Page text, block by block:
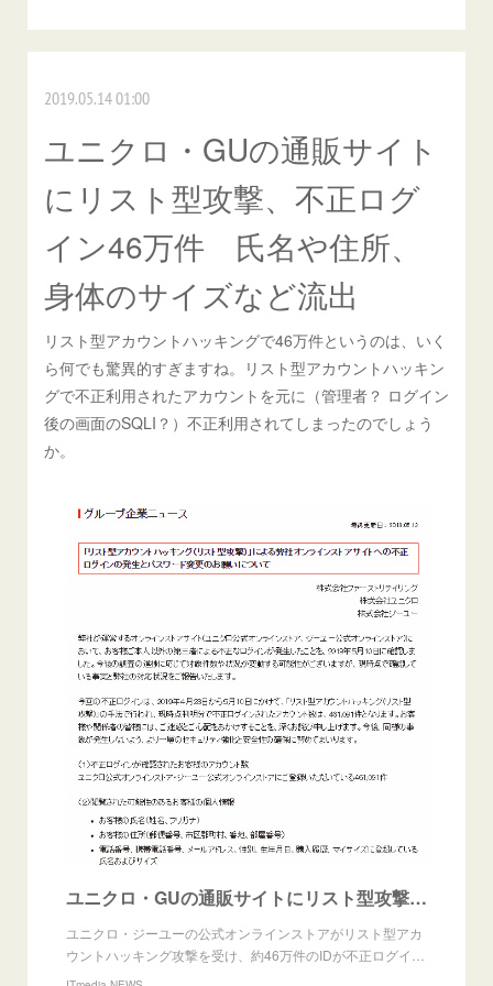
2019.05.14 01:00
ユニクロ・GUの通販サイト
にリスト型攻撃、不正ログ
イン46万件 氏名や住所、
身体のサイズなど流出
リスト型アカウントハッキングで46万件というのは、いく
ら何でも驚異的すぎますね。リスト型アカウントハッキン
グで不正利用されたアカウントを元に（管理者？ ログイン
後の画面のSQLI？）不正利用されてしまったのでしょう
か。
ユニクロ・GUの通販サイトにリスト型攻撃、不正ログイン46万件 氏名や住所、身体のサイズなど流出
ユニクロ・ジーユーの公式オンラインストアがリスト型アカ
ウントハッキング攻撃を受け、約46万件のIDが不正ログイ…